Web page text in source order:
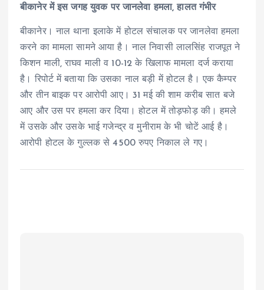
बीकानेर में इस जगह युवक पर जानलेवा हमला, हालत गंभीर
बीकानेर। नाल थाना इलाके में होटल संचालक पर जानलेवा हमला
करने का मामला सामने आया है। नाल निवासी लालसिंह राजपूत ने
किशन माली, राघव माली व 10-12 के खिलाफ मामला दर्ज कराया
है। रिपोर्ट में बताया कि उसका नाल बड़ी में होटल है। एक कैम्पर
और तीन बाइक पर आरोपी आए। 31 मई की शाम करीब सात बजे
आए और उस पर हमला कर दिया। होटल में तोड़फोड़ की। हमले
में उसके और उसके भाई गजेन्द्र व मुनीराम के भी चोटें आई है।
आरोपी होटल के गुल्लक से 4500 रुपए निकाल ले गए।